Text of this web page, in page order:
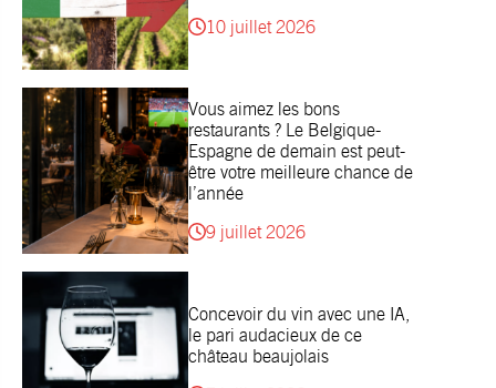
10 juillet 2026
Vous aimez les bons
restaurants ? Le Belgique-
Espagne de demain est peut-
être votre meilleure chance de
l’année
9 juillet 2026
Concevoir du vin avec une IA,
le pari audacieux de ce
château beaujolais